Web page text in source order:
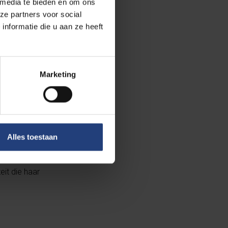
te bieden en om ons
partners voor social
die u aan ze heeft
Marketing
Alles toestaan
voortouw.
die haar